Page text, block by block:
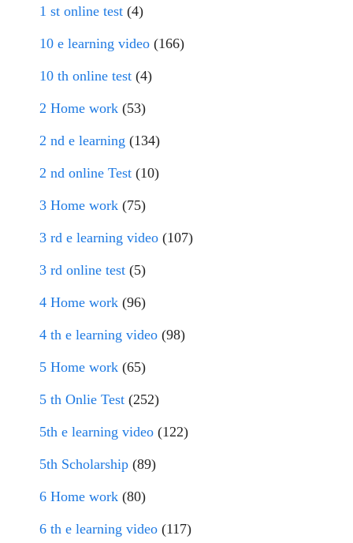
1 st online test (4)
10 e learning video (166)
10 th online test (4)
2 Home work (53)
2 nd e learning (134)
2 nd online Test (10)
3 Home work (75)
3 rd e learning video (107)
3 rd online test (5)
4 Home work (96)
4 th e learning video (98)
5 Home work (65)
5 th Onlie Test (252)
5th e learning video (122)
5th Scholarship (89)
6 Home work (80)
6 th e learning video (117)